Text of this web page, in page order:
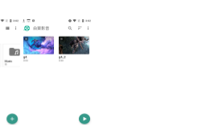
稳定性，增强用户体验。
客服，解答用户在使用过程中遇